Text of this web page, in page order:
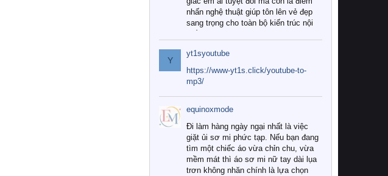
nhấn nghệ thuật giúp tôn lên vẻ đẹp
sang trọng cho toàn bộ kiến trúc nội
Tuy nhiên, giữa thị trường đa dạng
với vô vàn thương hiệu và mẫu mã
như hiện nay, làm thế nào để chọn
được những bộ chăn ga gối đệm cao
cấp thực sự chất lượng, phù hợp với
khí hậu và nhu cầu sử dụng của gia
đình? Hãy cùng chúng tôi đi tìm lời
giải đáp chi tiết qua bài viết dưới đây.
1. Tại sao các gia đình hiện đại lại ưa
chuộng chăn ga gối đệm cao cấp?
Y
yt1syoutube
https://www-yt1s.click/youtube-to-
mp3/
equinoxmode
Đi làm hàng ngày ngại nhất là việc
giặt ủi sơ mi phức tạp. Nếu bạn đang
tìm một chiếc áo vừa chỉn chu, vừa
mềm mát thì áo sơ mi nữ tay dài lụa
trơn không nhăn chính là lựa chọn